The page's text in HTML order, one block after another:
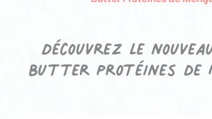
Découvrez le
Butter Protéines de